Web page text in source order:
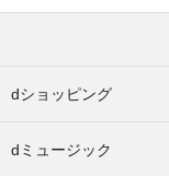
dショッピング
dミュージック